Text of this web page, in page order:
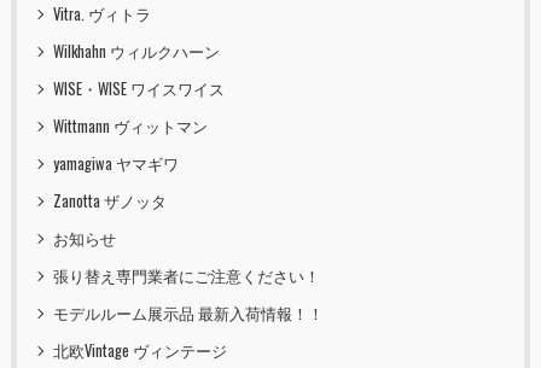
Vitra. ヴィトラ
Wilkhahn ウィルクハーン
WISE・WISE ワイスワイス
Wittmann ヴィットマン
yamagiwa ヤマギワ
Zanotta ザノッタ
お知らせ
張り替え専門業者にご注意ください！
モデルルーム展示品 最新入荷情報！！
北欧Vintage ヴィンテージ